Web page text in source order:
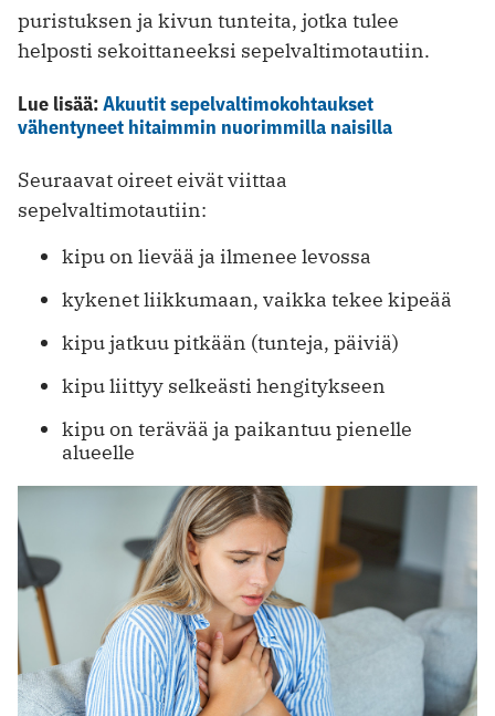
puristuksen ja kivun tunteita, jotka tulee
helposti sekoittaneeksi sepelvaltimotautiin.
Lue lisää:Akuutit sepelvaltimokohtaukset
vähentyneet hitaimmin nuorimmilla naisilla
Seuraavat oireet eivät viittaa
sepelvaltimotautiin:
kipu on lievää ja ilmenee levossa
kykenet liikkumaan, vaikka tekee kipeää
kipu jatkuu pitkään (tunteja, päiviä)
kipu liittyy selkeästi hengitykseen
kipu on terävää ja paikantuu pienelle
alueelle